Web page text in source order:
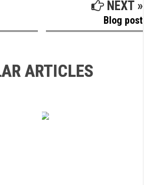
NEXT »
Blog post
ARTICLES